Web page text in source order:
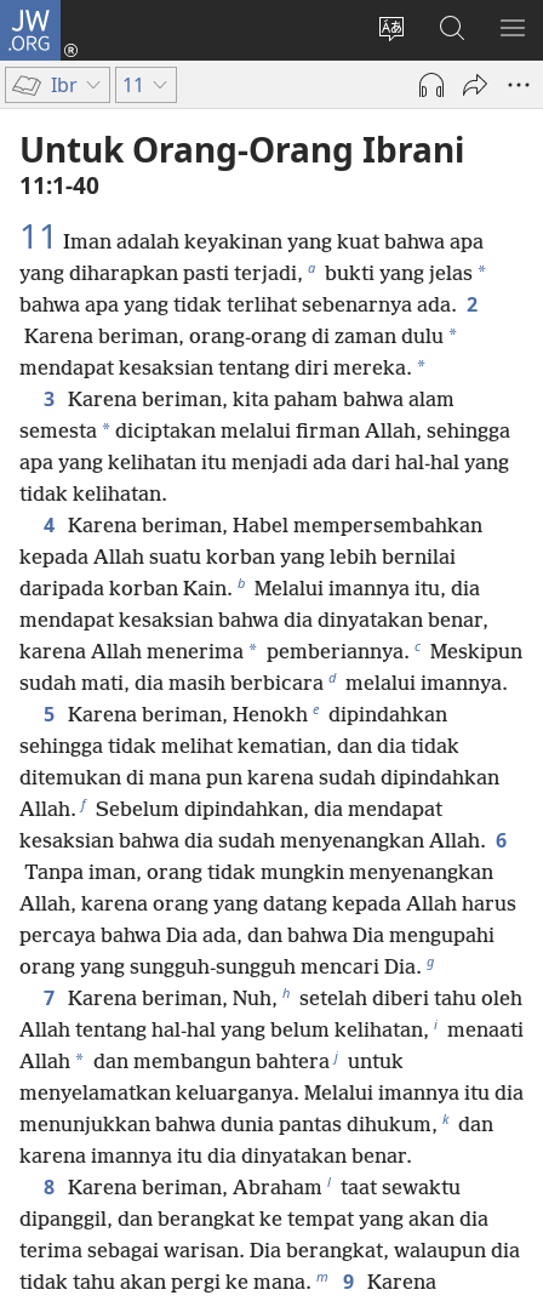
JW.ORG
Ganti
bahasa
situs
Log
(terbuka
window
baru)
Cari
JW.ORG
Ibr 11
Untuk Orang-Orang Ibrani
11:1-40
11 Iman adalah keyakinan yang kuat bahwa apa
yang diharapkan pasti terjadi, a bukti yang jelas *
bahwa apa yang tidak terlihat sebenarnya ada. 2
Karena beriman, orang-orang di zaman dulu *
mendapat kesaksian tentang diri mereka. *
3 Karena beriman, kita paham bahwa alam
semesta * diciptakan melalui firman Allah, sehingga
apa yang kelihatan itu menjadi ada dari hal-hal yang
tidak kelihatan.
4 Karena beriman, Habel mempersembahkan
kepada Allah suatu korban yang lebih bernilai
daripada korban Kain. b Melalui imannya itu, dia
mendapat kesaksian bahwa dia dinyatakan benar,
karena Allah menerima * pemberiannya. c Meskipun
sudah mati, dia masih berbicara d melalui imannya.
5 Karena beriman, Henokh e dipindahkan
sehingga tidak melihat kematian, dan dia tidak
ditemukan di mana pun karena sudah dipindahkan
Allah. f Sebelum dipindahkan, dia mendapat
kesaksian bahwa dia sudah menyenangkan Allah. 6
Tanpa iman, orang tidak mungkin menyenangkan
Allah, karena orang yang datang kepada Allah harus
percaya bahwa Dia ada, dan bahwa Dia mengupahi
orang yang sungguh-sungguh mencari Dia. g
7 Karena beriman, Nuh, h setelah diberi tahu oleh
Allah tentang hal-hal yang belum kelihatan, i menaati
Allah * dan membangun bahtera j untuk
menyelamatkan keluarganya. Melalui imannya itu dia
menunjukkan bahwa dunia pantas dihukum, k dan
karena imannya itu dia dinyatakan benar.
8 Karena beriman, Abraham l taat sewaktu
dipanggil, dan berangkat ke tempat yang akan dia
terima sebagai warisan. Dia berangkat, walaupun dia
tidak tahu akan pergi ke mana. m 9 Karena